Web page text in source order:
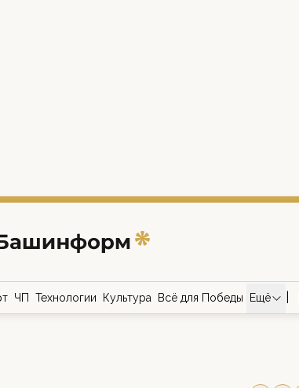
ЧП Технологии Культура Всё для Победы Ещё